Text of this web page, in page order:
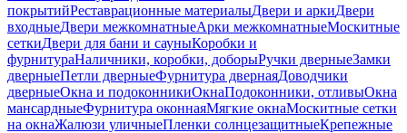
покрытийРеставрационные материалыДвери и аркиДвери
входныеДвери межкомнатныеАрки межкомнатныеМоскитные
сеткиДвери для бани и сауныКоробки и
фурнитураНаличники, коробки, доборыРучки дверныеЗамки
дверныеПетли дверныеФурнитура двернаяДоводчики
дверныеОкна и подоконникиОкнаПодоконники, отливыОкна
мансардныеФурнитура оконнаяМягкие окнаМоскитные сетки
на окнаЖалюзи уличныеПленки солнцезащитныеКрепежные